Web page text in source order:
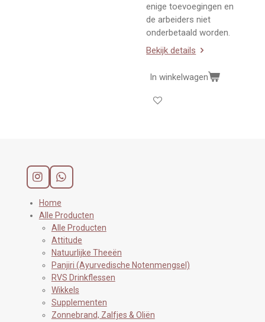
enige toevoegingen en
de arbeiders niet
onderbetaald worden.
Bekijk details
In winkelwagen
I
s
t
W
a
t
s
A
p
p
Home
Alle Producten
Alle Producten
Attitude
Natuurlijke Theeën
Panjiri (Ayurvedische Notenmengsel)
RVS Drinkflessen
Wikkels
Supplementen
Zonnebrand, Zalfjes & Oliën